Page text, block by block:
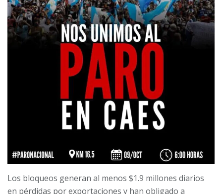
Los bloqueos generan al menos $1.9 millones diarios
en pérdidas por exportaciones y han obligado a